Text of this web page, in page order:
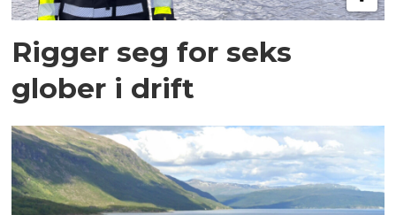
Rigger seg for seks
glober i drift